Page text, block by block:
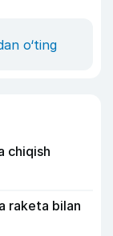
o‘ting
chiqish
raketa bilan